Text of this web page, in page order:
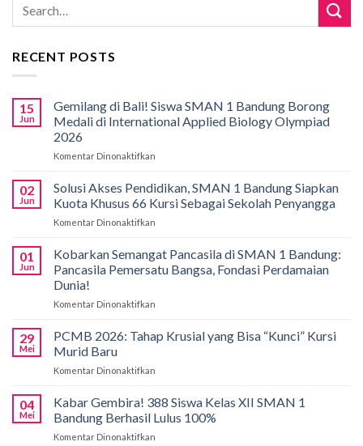
RECENT POSTS
15
Jun
Gemilang di Bali! Siswa SMAN 1 Bandung Borong
Medali di International Applied Biology Olympiad
2026
Komentar Dinonaktifkan
di
Bali!
Siswa
Bandung
Borong
Biology
02
Jun
Solusi Akses Pendidikan, SMAN 1 Bandung Siapkan
Kuota Khusus 66 Kursi Sebagai Sekolah Penyangga
Komentar Dinonaktifkan
Akses
Pendidikan,
SMAN
Kuota
Khusus
Sekolah
Penyangga
01
Jun
Kobarkan Semangat Pancasila di SMAN 1 Bandung:
Pancasila Pemersatu Bangsa, Fondasi Perdamaian
Dunia!
Komentar Dinonaktifkan
Semangat
Pancasila
Bandung:
Pancasila
29
Mei
PCMB 2026: Tahap Krusial yang Bisa “Kunci” Kursi
Murid Baru
Komentar Dinonaktifkan
2026:
Tahap
Krusial
04
Mei
Kabar Gembira! 388 Siswa Kelas XII SMAN 1
Bandung Berhasil Lulus 100%
Komentar Dinonaktifkan